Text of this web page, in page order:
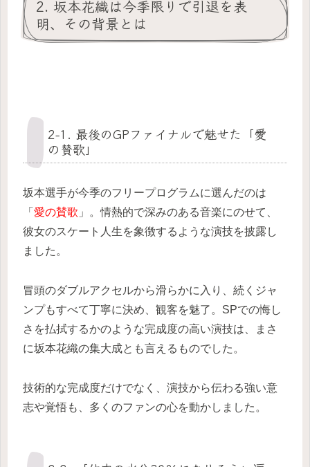
2. 坂本花織は今季限りで引退を表
明、その背景とは
2-1. 最後のGPファイナルで魅せた「愛
の賛歌」
坂本選手が今季のフリープログラムに選んだのは
「 愛の賛歌 」。情熱的で深みのある音楽にのせて、
彼女のスケート人生を象徴するような演技を披露し
ました。
冒頭のダブルアクセルから滑らかに入り、続くジャ
ンプもすべて丁寧に決め、観客を魅了。SPでの悔し
さを払拭するかのような完成度の高い演技は、まさ
に坂本花織の集大成とも言えるものでした。
技術的な完成度だけでなく、演技から伝わる強い意
志や覚悟も、多くのファンの心を動かしました。